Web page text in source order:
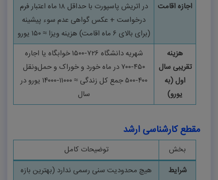
اجازه اقامت
در اتریش پاسپورت با حداقل ۱۸ ماه اعتبار فرم
درخواست + عکس گواهی عدم سوء پیشینه
(برای بالای ۶ ماه اقامت) هزینه ویزا ≈۱۵۰ یورو
هزینه
تقریبی سال
اول (به
یورو)
شهریه دانشگاه ۷۲۶-۱۵۰۰
خوابگاه یا اجاره
۴۵۰-۷۰۰
در ماه خورد و خوراک و حمل‌ونقل
۴۰۰-۵۰۰
جمع کل زندگی ≈۱۱۰۰۰-۱۴۰۰۰
یورو در
سال
مقطع کارشناسی ارشد
بخش
توضیحات کامل
شرایط
هیچ محدودیت سنی رسمی ندارد (بهترین بازه